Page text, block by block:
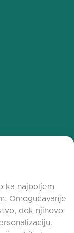
ka najboljem
Omogućavanje
dok njihovo